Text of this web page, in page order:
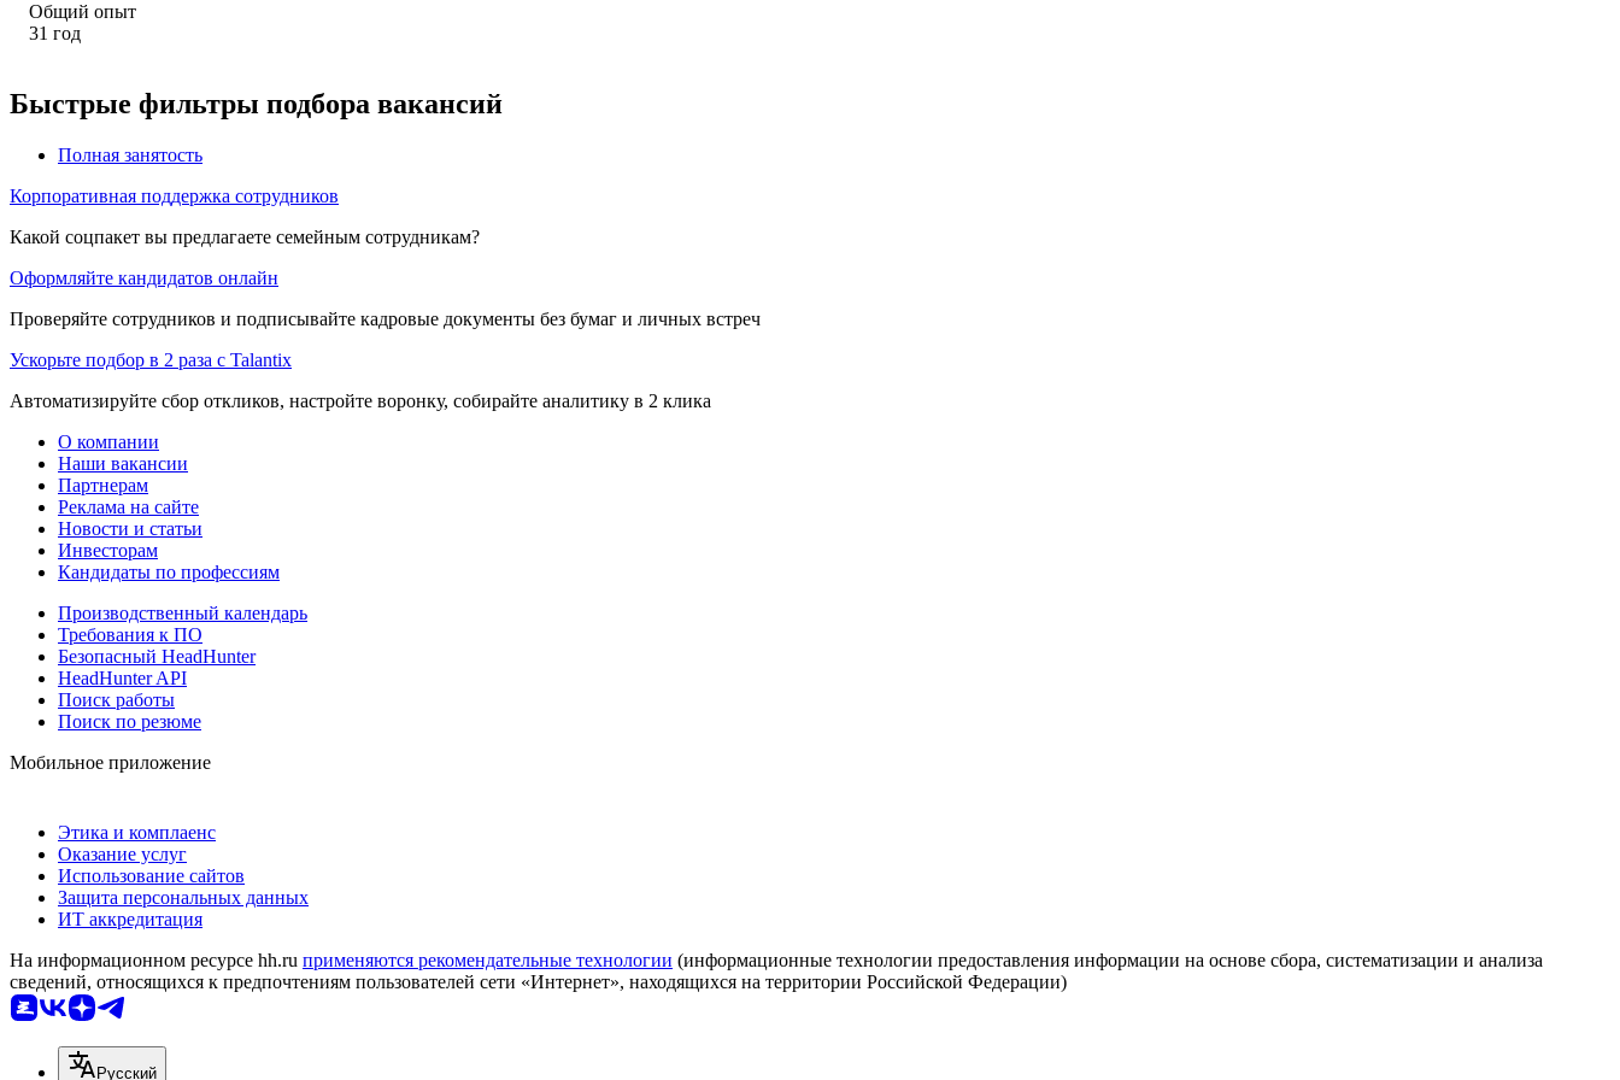
Общий опыт
31 год
Быстрые фильтры подбора вакансий
Полная занятость
Корпоративная поддержка сотрудников
Какой соцпакет вы предлагаете семейным сотрудникам?
Оформляйте кандидатов онлайн
Проверяйте сотрудников и подписывайте кадровые документы без бумаг и личных встреч
Ускорьте подбор в 2 раза с Talantix
Автоматизируйте сбор откликов, настройте воронку, собирайте аналитику в 2 клика
О компании
Наши вакансии
Партнерам
Реклама на сайте
Новости и статьи
Инвесторам
Кандидаты по профессиям
Производственный календарь
Требования к ПО
Безопасный HeadHunter
HeadHunter API
Поиск работы
Поиск по резюме
Мобильное приложение
Этика и комплаенс
Оказание услуг
Использование сайтов
Защита персональных данных
ИТ аккредитация
На информационном ресурсе hh.ru применяются рекомендательные технологии (информационные технологии предоставления информации на основе сбора, систематизации и анализа
сведений, относящихся к предпочтениям пользователей сети «Интернет», находящихся на территории Российской Федерации)
Русский